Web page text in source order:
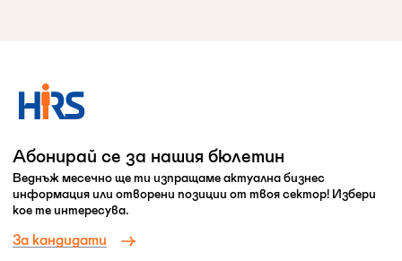
Абонирай се за нашия бюлетин
Веднъж месечно ще ти изпращаме актуална бизнес
информация или отворени позиции от твоя сектор! Избери
кое те интересува.
За кандидати